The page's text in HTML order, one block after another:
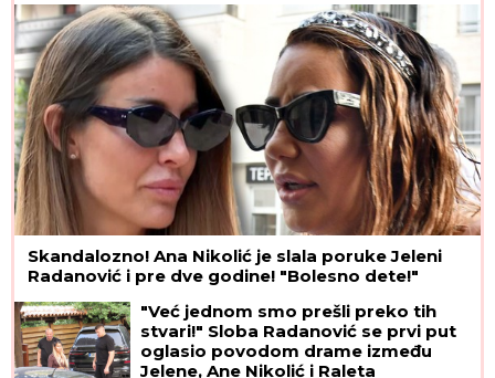
Skandalozno! Ana Nikolić je slala poruke Jeleni
Radanović i pre dve godine! "Bolesno dete!"
"Već jednom smo prešli preko tih
stvari!" Sloba Radanović se prvi put
oglasio povodom drame između
Jelene, Ane Nikolić i Raleta